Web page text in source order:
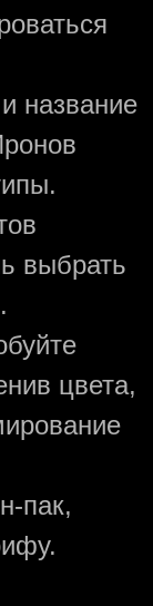
название
выбрать
цвета,
пак,